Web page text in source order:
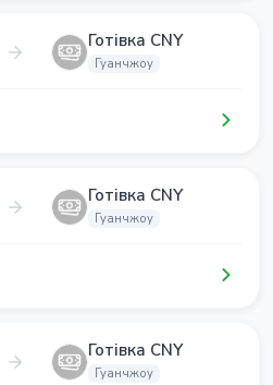
Готівка CNY
Гуанчжоу
Готівка CNY
Гуанчжоу
Готівка CNY
Гуанчжоу